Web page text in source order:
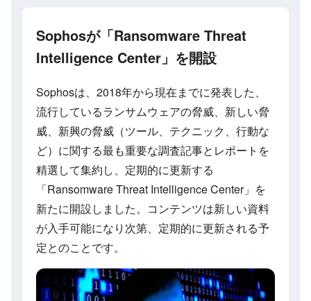
Sophosが「Ransomware Threat
Intelligence Center」を開設
Sophosは、2018年から現在までに発表した、
流行しているランサムウェアの脅威、新しい脅
威、新興の脅威（ツール、テクニック、行動な
ど）に関する最も重要な調査記事とレポートを
精選して集約し、定期的に更新する
「Ransomware Threat Intelligence Center」を
新たに開設しました。コンテンツは新しい資料
が入手可能になり次第、定期的に更新される予
定とのことです。